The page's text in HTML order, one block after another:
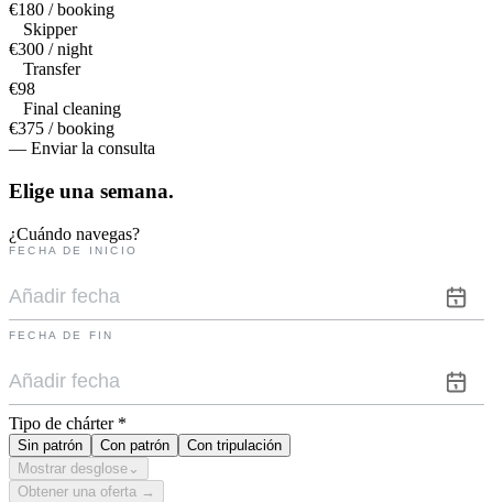
€180 / booking
Skipper
€300 / night
Transfer
€98
Final cleaning
€375 / booking
— Enviar la consulta
Elige una semana.
¿Cuándo navegas?
FECHA DE INICIO
FECHA DE FIN
Tipo de chárter *
Sin patrón Con patrón
Con tripulación
Mostrar desglose ⌄
Obtener una oferta →